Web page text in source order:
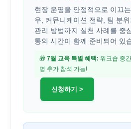
현장 운영을 안정적으로 이끄
우, 커뮤니케이션 전략, 팀 분
관리 방법까지 실천 사례를 중
통의 시간이 함께 준비되어 있
🎁 7월 교육 특별 혜택: 워크숍 중
명 추가 참석 가능!
신청하기 >